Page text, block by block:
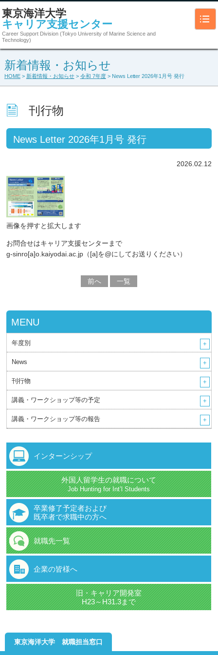
東京海洋大学
キャリア支援センター
Career Support Division (Tokyo University of Marine Science and
Technology)
新着情報・お知らせ
HOME> 新着情報・お知らせ> 令和 7年度> News Letter 2026年1月号 発行
刊行物
News Letter 2026年1月号 発行
2026.02.12
画像を押すと拡大します
お問合せはキャリア支援センターまで
g-sinro[a]o.kaiyodai.ac.jp（[a]を@にしてお送りください）
前へ 一覧
MENU
年度別
News
刊行物
講義・ワークショップ等の予定
講義・ワークショップ等の報告
インターンシップ
外国人留学生の就職について
Job Hunting for Int’l Students
卒業修了予定者および
既卒者で求職中の方へ
就職先一覧
企業の皆様へ
旧・キャリア開発室
H23～H31.3まで
東京海洋大学 就職担当窓口